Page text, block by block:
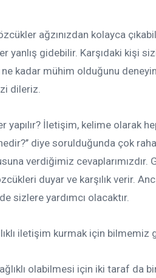
ağzınızdan kolayca
yanlış gidebilir. Karşıdaki kişi
kadar mühim olduğunu
dileriz.
yapılır? İletişim, kelime olarak
diye sorulduğunda çok
verdiğimiz
duyar ve karşılık verir.
sizlere yardımcı olacaktır.
iletişim kurmak için bilmemiz
olabilmesi için iki taraf da